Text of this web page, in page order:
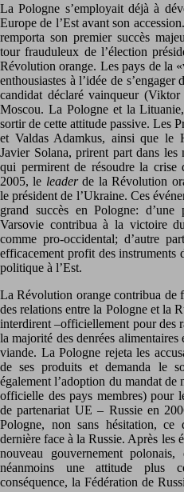
La Pologne s’employait déjà à
Europe de l’Est avant son
remporta son premier succès
tour frauduleux de l’élection
Révolution orange. Les pays de la
enthousiastes à l’idée de
candidat déclaré vainqueur
Moscou. La Pologne et la
sortir de cette attitude passive. Les
et Valdas Adamkus, ainsi que le
Javier Solana, prirent part dans
qui permirent de résoudre la crise
2005, le leaderde la Révolution
le président de l’Ukraine. Ces
grand succès en Pologne: d’une
Varsovie contribua à la victoire
comme pro-occidental; d’autre
efficacement profit des instruments
politique à l’Est.
La Révolution orange contribua de
des relations entre la Pologne et la
interdirent –officiellement pour des
la majorité des denrées
viande. La Pologne rejeta les
de ses produits et demanda le
également l’adoption du mandat de
officielle des pays membres) pour
de partenariat UE – Russie en
Pologne, non sans hésitation,
dernière face à la Russie. Après les
nouveau gouvernement
néanmoins une attitude plus
conséquence, la Fédération de